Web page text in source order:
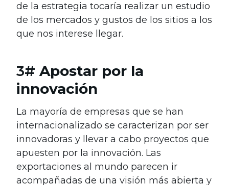
de la estrategia tocaría realizar un estudio
de los mercados y gustos de los sitios a los
que nos interese llegar.
3# Apostar por la
innovación
La mayoría de empresas que se han
internacionalizado se caracterizan por ser
innovadoras y llevar a cabo proyectos que
apuesten por la innovación. Las
exportaciones al mundo parecen ir
acompañadas de una visión más abierta y